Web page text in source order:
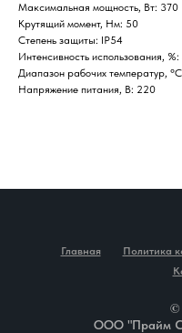
Максимальная мощность, Вт: 370
Крутящий момент, Нм: 50
Степень защиты: IP54
Интенсивность использования,
Диапазон рабочих температур,
Напряжение питания, В: 220
Главная Политика
©
ООО "Прайм